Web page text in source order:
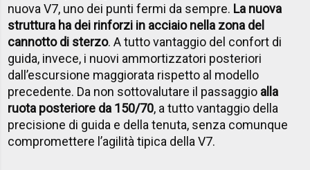
nuova V7, uno dei punti fermi da sempre. La nuova
struttura ha dei rinforzi in acciaio nella zona del
cannotto di sterzo. A tutto vantaggio del confort di
guida, invece, i nuovi ammortizzatori posteriori
dall’escursione maggiorata rispetto al modello
precedente. Da non sottovalutare il passaggio alla
ruota posteriore da 150/70, a tutto vantaggio della
precisione di guida e della tenuta, senza comunque
compromettere l’agilità tipica della V7.